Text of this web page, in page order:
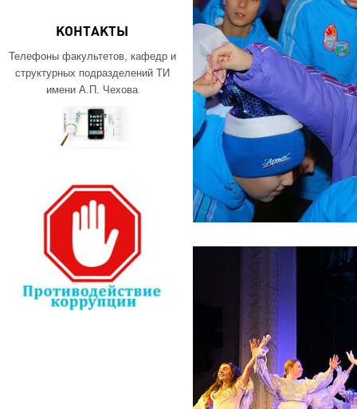
КОНТАКТЫ
Телефоны факультетов, кафедр и
структурных подразделений ТИ
имени А.П. Чехова